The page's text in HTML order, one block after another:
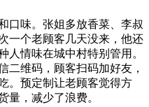
口味。张姐多放香菜、李叔
一个老顾客几天没来，他还
人情味在城中村特别管用。
二维码，顾客扫码加好友，
。预定制让老顾客觉得方
量，减少了浪费。